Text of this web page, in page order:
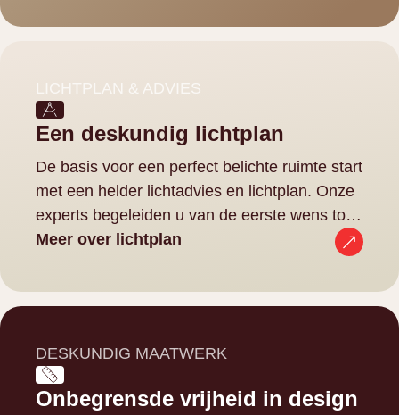
LICHTPLAN & ADVIES
Een deskundig lichtplan
De basis voor een perfect belichte ruimte start
met een helder lichtadvies en lichtplan. Onze
experts begeleiden u van de eerste wens tot
een gedetailleerde lichtoplossing.
Meer over lichtplan
DESKUNDIG MAATWERK
Onbegrensde vrijheid in design